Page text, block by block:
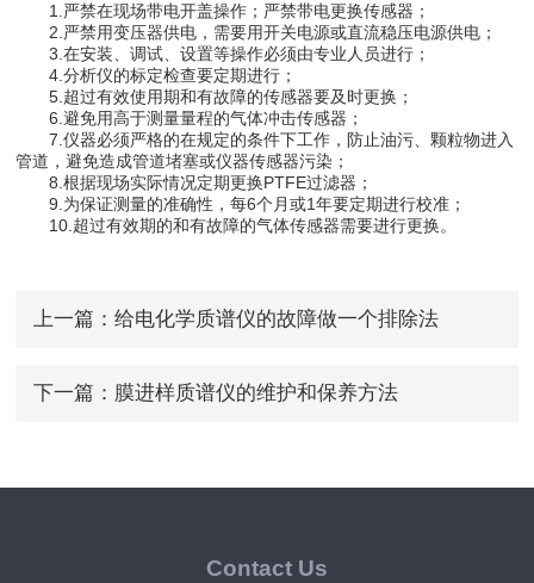
1.严禁在现场带电开盖操作；严禁带电更换传感器；
2.严禁用变压器供电，需要用开关电源或直流稳压电源供电；
3.在安装、调试、设置等操作必须由专业人员进行；
4.分析仪的标定检查要定期进行；
5.超过有效使用期和有故障的传感器要及时更换；
6.避免用高于测量量程的气体冲击传感器；
7.仪器必须严格的在规定的条件下工作，防止油污、颗粒物进入
管道，避免造成管道堵塞或仪器传感器污染；
8.根据现场实际情况定期更换PTFE过滤器；
9.为保证测量的准确性，每6个月或1年要定期进行校准；
10.超过有效期的和有故障的气体传感器需要进行更换。
上一篇： 给电化学质谱仪的故障做一个排除法
下一篇： 膜进样质谱仪的维护和保养方法
Contact Us